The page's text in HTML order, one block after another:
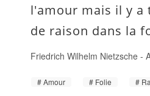
l'amour mais il y a
de raison dans la
Friedrich Wilhelm Nietzsche -
Amour Folie